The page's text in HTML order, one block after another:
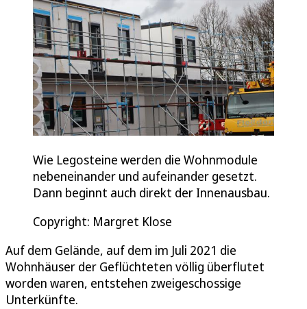
Wie Legosteine werden die Wohnmodule
nebeneinander und aufeinander gesetzt.
Dann beginnt auch direkt der Innenausbau.
Copyright: Margret Klose
Auf dem Gelände, auf dem im Juli 2021 die
Wohnhäuser der Geflüchteten völlig überflutet
worden waren, entstehen zweigeschossige
Unterkünfte.